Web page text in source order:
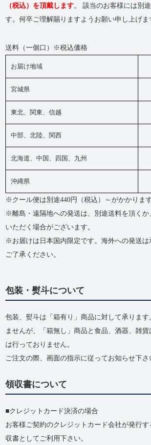
（税込）を頂戴します。 該当のお客様には別
す。何卒ご理解賜りますようお願い申し上げま
送料（一個口）※税込価格
お届け地域
宮城県
東北、関東、信越
中部、北陸、関西
北海道、中国、四国、九州
沖縄県
※クール便は別途440円（税込）～がかかります
※離島・遠隔地への発送は、別途送料を頂くか
いただく場合がございます。
※お届けは日本国内限定です。海外への発送は
ご了承ください。
包装・熨斗について
包装、熨斗は「箱有り」商品に対して承りま
ませんが、「箱無し」商品と食品、酒器、雑
は行っておりません。
ご注文の際、画面の指示に従ってお知らせ下さ
領収書について
クレジットカード決済の場合
お客様ご契約のクレジットカード会社が発行
収書としてご利用下さい。